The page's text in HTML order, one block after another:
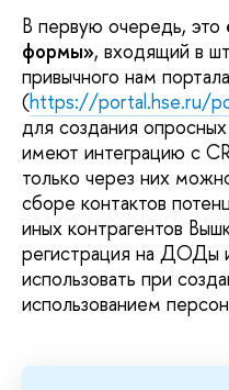
В первую очередь, это
формы», входящий в
привычного нам
(https://portal.hse.ru/
для создания
имеют интеграцию с
только через них
сборе контактов
иных контрагентов
регистрация на ДОДы
использовать при
использованием